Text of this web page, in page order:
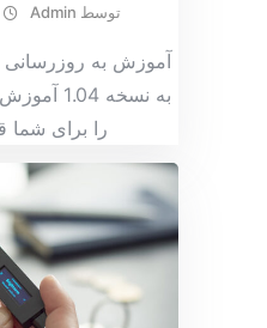
توسط Admin
آموزش به‌
به نسخه
را برای شما